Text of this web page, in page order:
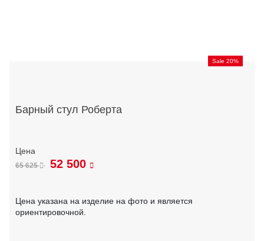
Sale 20%
Барный стул Роберта
65 625 52 500
Цена указана на изделие на фото и является
ориентировочной.